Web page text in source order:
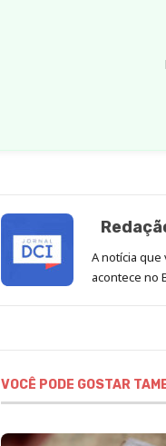
A notícia que
acontece no
VOCÊ PODE GOSTAR